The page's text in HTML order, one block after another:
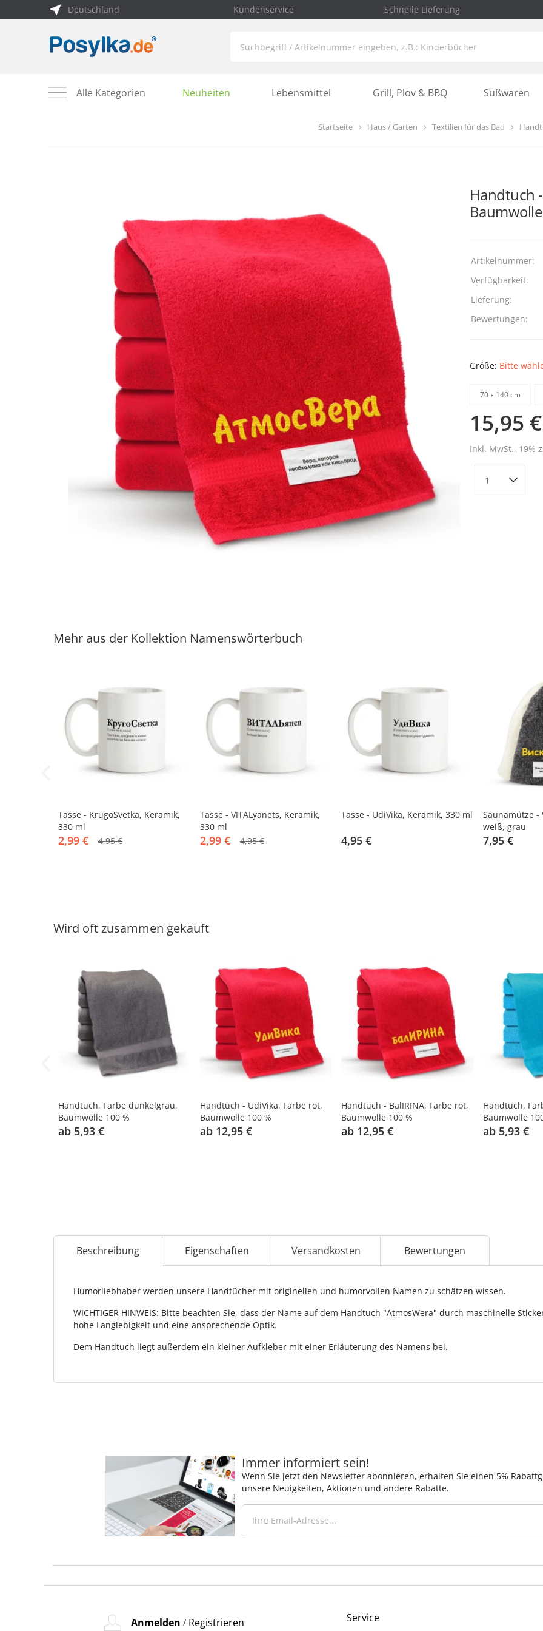
Deutschland Kundenservice Schnelle Lieferung
Alle Kategorien Neuheiten Lebensmittel Grill, Plov & BBQ Süßwaren
Startseite Haus / Garten Textilien für das Bad
Handtuch
Artikelnummer:
Verfügbarkeit:
Lieferung:
Bewertungen:
Größe: Bitte
70 х 140 cm
15,95 €
Inkl. MwSt., 19%
Mehr aus der Kollektion Namenswörterbuch
-40%
Tasse - KrugoSvetka, Keramik,
330 ml
2,99 € 4,95 €
-40%
Tasse - VITALyanets, Keramik,
330 ml
2,99 € 4,95 €
Tasse - UdiVika, Keramik, 330 ml
4,95 €
Saunamütze -
weiß, grau
7,95 €
Wird oft zusammen gekauft
Handtuch, Farbe dunkelgrau,
Baumwolle 100 %
ab 5,93 €
Handtuch - UdiVika, Farbe rot,
Baumwolle 100 %
ab 12,95 €
Handtuch - BalIRINA, Farbe rot,
Baumwolle 100 %
ab 12,95 €
Handtuch,
Baumwolle
ab 5,93 €
Beschreibung Eigenschaften Versandkosten Bewertungen
Humorliebhaber werden unsere Handtücher mit originellen und humorvollen Namen zu schätzen wissen.
WICHTIGER HINWEIS: Bitte beachten Sie, dass der Name auf dem Handtuch "AtmosWera" durch maschinelle
hohe Langlebigkeit und eine ansprechende Optik.
Dem Handtuch liegt außerdem ein kleiner Aufkleber mit einer Erläuterung des Namens bei.
Immer informiert sein!
Wenn Sie jetzt den Newsletter abonnieren, erhalten Sie einen 5%
unsere Neuigkeiten, Aktionen und andere Rabatte.
Anmelden / Registrieren Service